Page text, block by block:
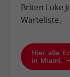
Briten Luke
Warteliste.
Hier alle
in Miami.